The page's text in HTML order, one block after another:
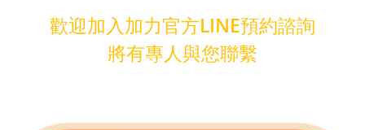
歡迎加入加力官方LINE預約諮詢
將有專人與您聯繫